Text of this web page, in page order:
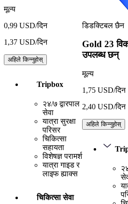
मूल्य
0,99 USD/दिन
1,37 USD/दिन
अहिले किन्नुहोस्
Tripbox
२४/७ द्वारपाल
सेवा
यात्रा सुरक्षा
परिसर
चिकित्सा
सहायता
विशेषज्ञ परामर्श
यात्रा गाइड र
लाइफ ह्याक्स
चिकित्सा सेवा
डिडक्टिबल छैन
Gold 23
उपलब्ध छन्
मूल्य
1,75 USD/दिन
2,40 USD/दिन
अहिले किन्नुहोस्